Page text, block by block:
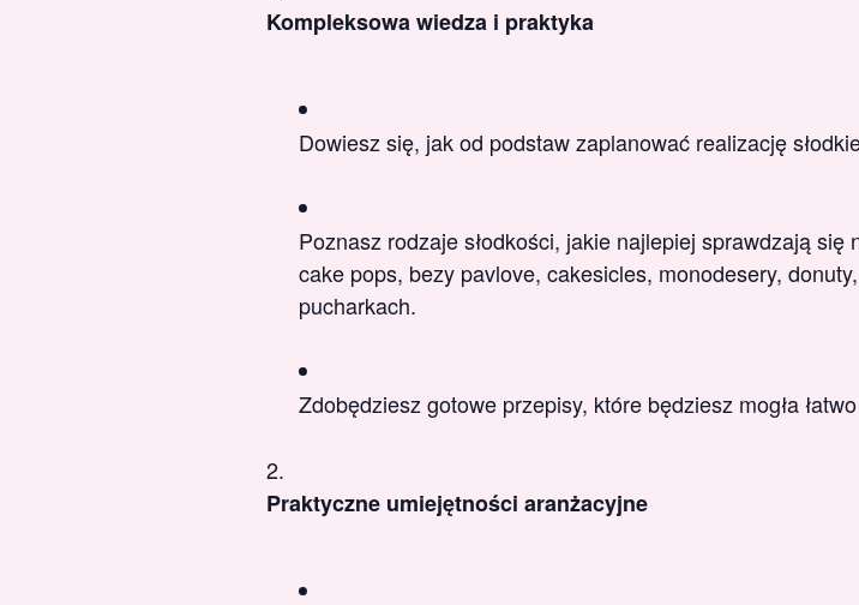
Kompleksowa wiedza i praktyka
Dowiesz się, jak od podstaw zaplanować realizację
Poznasz rodzaje słodkości, jakie najlepiej sprawdzają
cake pops, bezy pavlove, cakesicles, monodesery,
pucharkach.
Zdobędziesz gotowe przepisy, które będziesz mogła
Praktyczne umiejętności aranżacyjne